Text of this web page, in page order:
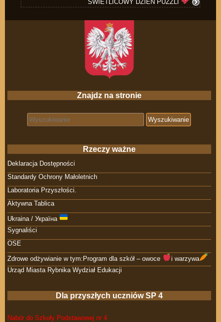
ŚWIETLICOWY DZIEŃ PUZZLI
Znajdz na stronie
Search for:
Rzeczy ważne
Deklaracja Dostępności
Standardy Ochrony Małoletnich
Laboratoria Przyszłości.
Aktywna Tablica
Ukraina / Україна
Sygnaliści
OSE
Zdrowe odżywianie w tym:Program dla szkół – owoce
i warzywa
Urząd Miasta Rybnika Wydział Edukacji
Dla przyszłych uczniów SP 4
Nabór do Szkoły Podstawowej nr 4